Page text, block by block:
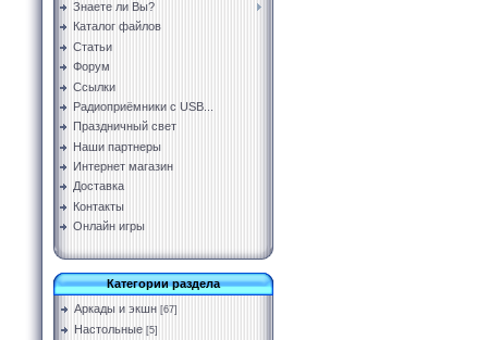
Знаете ли Вы?
Каталог файлов
Статьи
Форум
Ссылки
Радиоприёмники с USB...
Праздничный свет
Наши партнеры
Интернет магазин
Доставка
Контакты
Онлайн игры
Категории раздела
Аркады и экшн [67]
Настольные [5]